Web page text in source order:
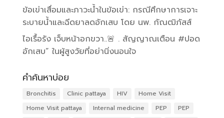
ข้อเข่าเสื่อมและภาวะน้ำในข้อเข่า: กรณีศึกษาการเจาะ
ระบายน้ำและฉีดยาลดอักเสบ โดย นพ. กัณฒิภัสส์
ไอเรื้อรัง เจ็บหน้าอกขวา..🚨 . สัญญาณเตือน #ปอด
อักเสบ” ในผู้สูงวัยที่อย่านิ่งนอนใจ
คำค้นหาบ่อย
Bronchitis Clinic pattaya HIV
Home Visit
Home Visit pattaya
Internal medicine PEP
PEP